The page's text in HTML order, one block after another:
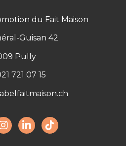
du Fait Maison
Guisan 42
Pully
721 07 15